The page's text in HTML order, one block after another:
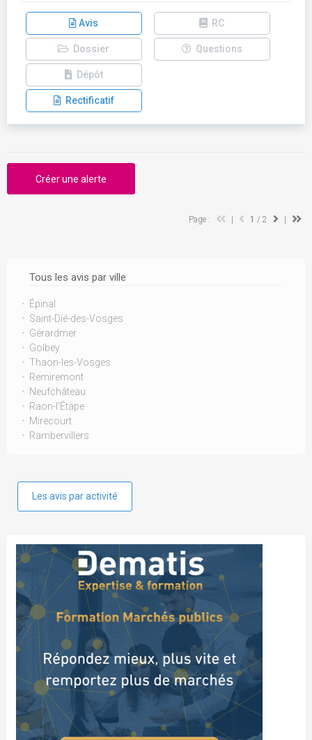
Tous les avis par ville
Épinal
Saint-Dié-des-Vosges
Gérardmer
Golbey
Thaon-les-Vosges
Remiremont
Neufchâteau
Raon-l'Étape
Mirecourt
Rambervillers
Les avis par activité
Avis RC
Dossier Questions
Dépôt
Rectificatif
Créer une alerte
Page : 1 / 2